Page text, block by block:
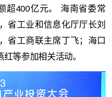
超400亿元。 海南省委常
省工业和信息化厅厅长刘
省工商联主席丁飞；海口
等参加相关活动。